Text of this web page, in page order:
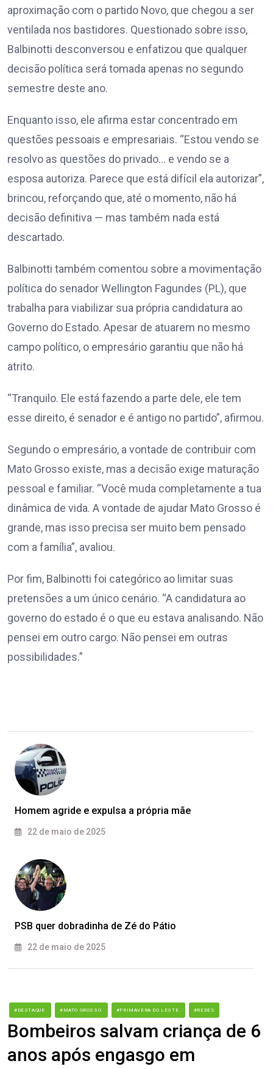
aproximação com o partido Novo, que chegou a ser
ventilada nos bastidores. Questionado sobre isso,
Balbinotti desconversou e enfatizou que qualquer
decisão política será tomada apenas no segundo
semestre deste ano.
Enquanto isso, ele afirma estar concentrado em
questões pessoais e empresariais. “Estou vendo se
resolvo as questões do privado… e vendo se a
esposa autoriza. Parece que está difícil ela autorizar”,
brincou, reforçando que, até o momento, não há
decisão definitiva — mas também nada está
descartado.
Balbinotti também comentou sobre a movimentação
política do senador Wellington Fagundes (PL), que
trabalha para viabilizar sua própria candidatura ao
Governo do Estado. Apesar de atuarem no mesmo
campo político, o empresário garantiu que não há
atrito.
“Tranquilo. Ele está fazendo a parte dele, ele tem
esse direito, é senador e é antigo no partido”, afirmou.
Segundo o empresário, a vontade de contribuir com
Mato Grosso existe, mas a decisão exige maturação
pessoal e familiar. “Você muda completamente a tua
dinâmica de vida. A vontade de ajudar Mato Grosso é
grande, mas isso precisa ser muito bem pensado
com a família”, avaliou.
Por fim, Balbinotti foi categórico ao limitar suas
pretensões a um único cenário. “A candidatura ao
governo do estado é o que eu estava analisando. Não
pensei em outro cargo. Não pensei em outras
possibilidades.”
Homem agride e expulsa a própria mãe
22 de maio de 2025
PSB quer dobradinha de Zé do Pátio
22 de maio de 2025
#DESTAQUE #MATO GROSSO #PRIMAVERA DO LESTE #REDES
Bombeiros salvam criança de 6
anos após engasgo em